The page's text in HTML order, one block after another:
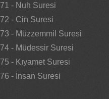
71 - Nuh Suresi
72 - Cin Suresi
73 - Müzzemmil Suresi
74 - Müdessir Suresi
75 - Kıyamet Suresi
76 - İnsan Suresi